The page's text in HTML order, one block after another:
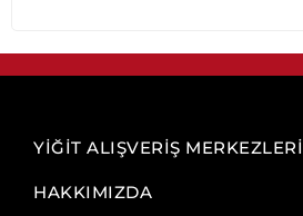
YİĞİT ALIŞVERİŞ MERKEZLERİ
HAKKIMIZDA